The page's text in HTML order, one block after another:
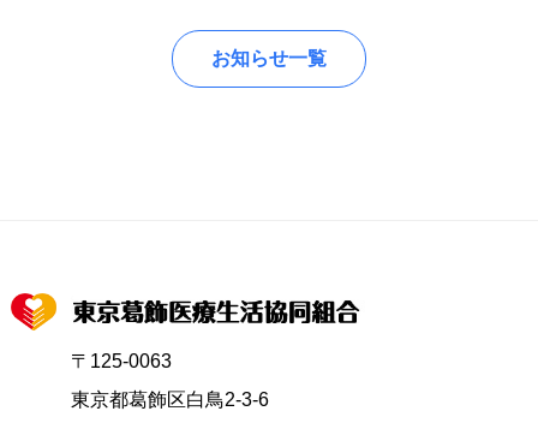
お知らせ一覧
〒125-0063
東京都葛飾区白鳥2-3-6